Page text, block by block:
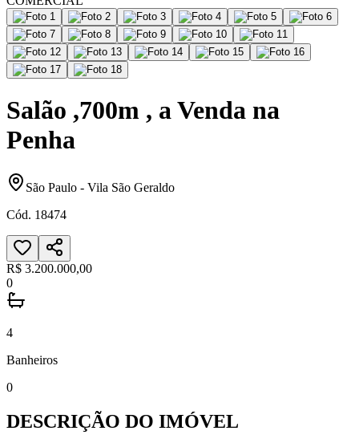
Salão ,700m , a Venda na
Penha
São Paulo - Vila São Geraldo
Cód. 18474
R$ 3.200.000,00
0
4
Banheiros
0
DESCRIÇÃO DO IMÓVEL